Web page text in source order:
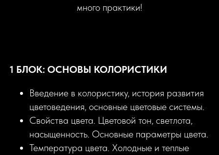
много практики!
1 БЛОК: ОСНОВЫ КОЛОРИСТИКИ
Введение в колористику, история развития
цветоведения, основные цветовые системы.
Свойства цвета. Цветовой тон, светлота,
насыщенность. Основные параметры цвета.
Температура цвета. Холодные и теплые